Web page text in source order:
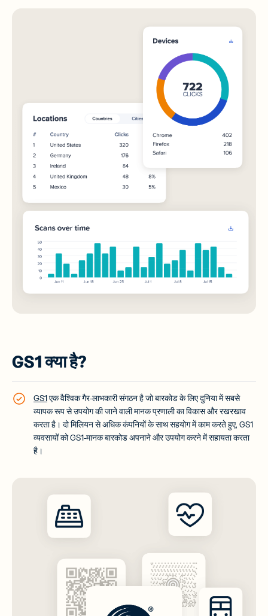
GS1 क्या है?
GS1एक वैश्विक गैर-लाभकारी संगठन है जो बारकोड के लिए दुनिया में सबसे
व्यापक रूप से उपयोग की जाने वाली मानक प्रणाली का विकास और रखरखाव
करता है। दो मिलियन से अधिक कंपनियों के साथ सहयोग में काम करते हुए, GS1
व्यवसायों को GS1-मानक बारकोड अपनाने और उपयोग करने में सहायता करता
है।